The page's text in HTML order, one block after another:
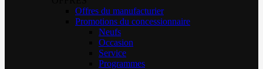
Offres du manufacturier
Promotions du concessionnaire
Neufs
Occasion
Service
Programmes